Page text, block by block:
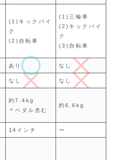
(1)キックバイ
ク
(2)自転車
(1)三輪車
(2)キックバイ
ク
(3)自転車
あり なし
なし なし
約7.4kg
＊ペダル含む
約6.6kg
14インチ ー